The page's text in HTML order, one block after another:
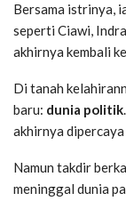
Bersama istrinya,
seperti Ciawi,
akhirnya kembali
Di tanah
baru: dunia politik
akhirnya
Namun takdir
meninggal dunia